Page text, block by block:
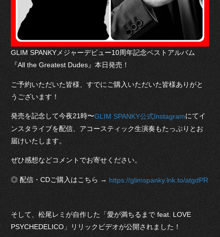
GLIM SPANKYメジャーデビュー10周年記念ベストアルバム
『All the Greatest Dudes』本日発売！
ご予約いただいた皆様、すでにご購入いただいた皆様ありがと
うございます！
発売を記念して今夜21時〜GLIM SPANKY公式Instagramにてイ
ンスタライブを配信、アコースティック生演奏もたっぷりとお
届けいたします。
ぜひ感想などコメントでお寄せください。
◎ 配信・CDご購入はこちら → https://glimspanky.lnk.to/atgdPR
そして、松尾レミが自作した「愛が満ちるまで feat. LOVE
PSYCHEDELICO」リリックビデオが公開されました！